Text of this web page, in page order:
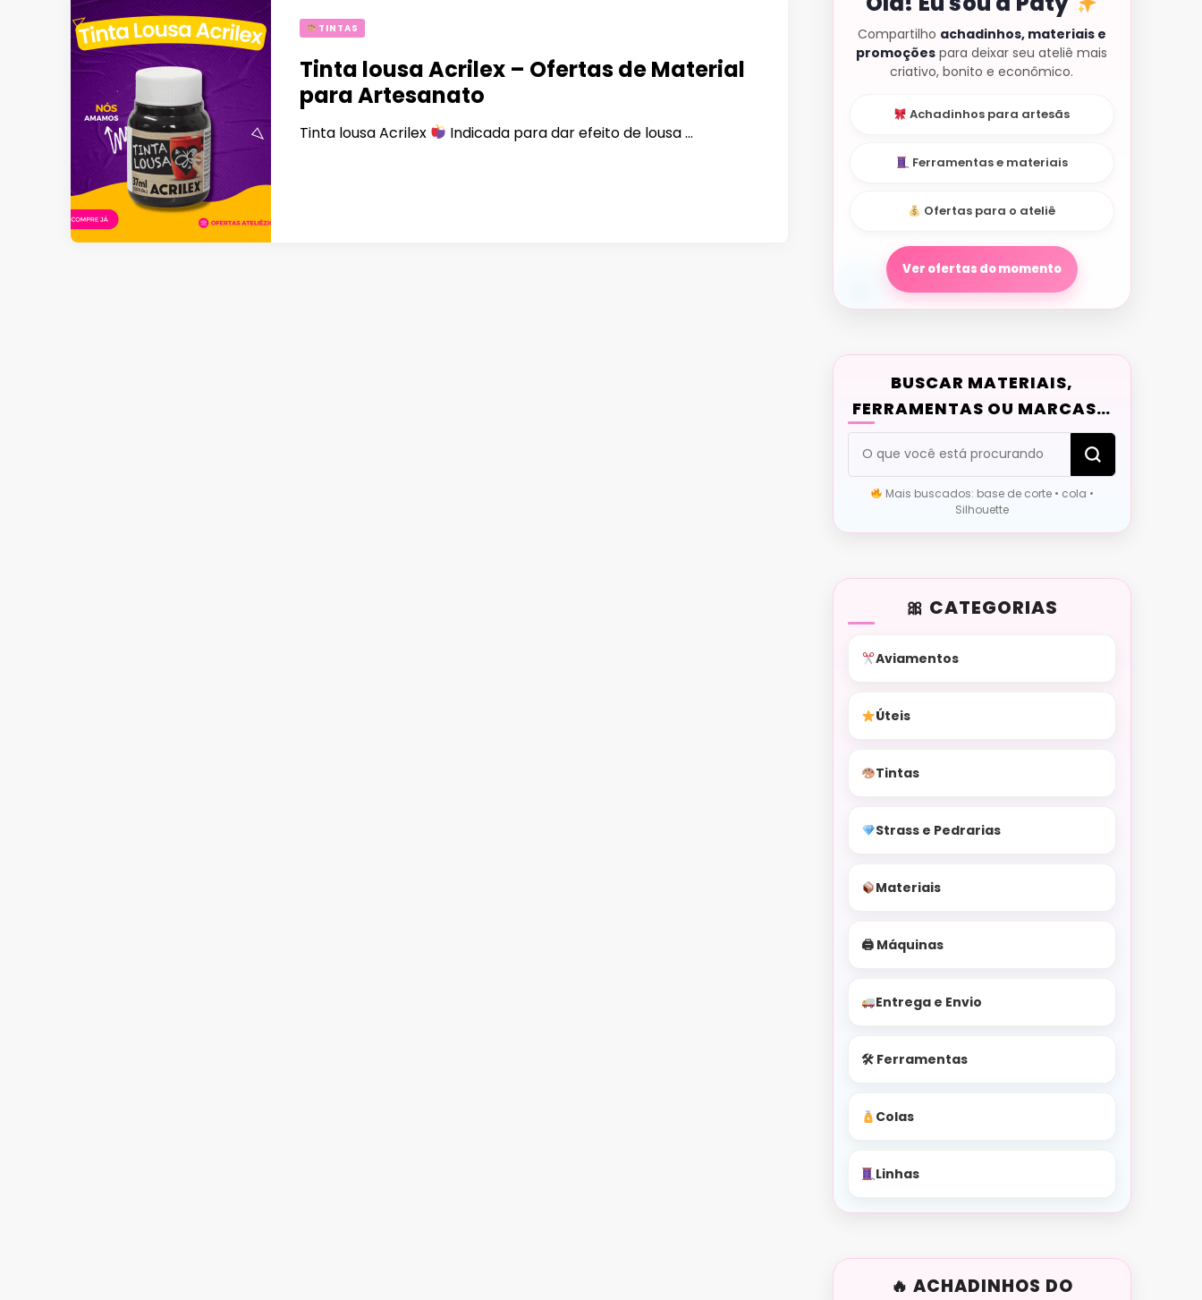
TINTAS
Tinta lousa Acrilex – Ofertas de Material
para Artesanato
Tinta lousa Acrilex Indicada para dar efeito de lousa …
Compartilho achadinhos, materiais e
promoções para deixar seu ateliê mais
criativo, bonito e econômico.
Achadinhos para artesãs
Ferramentas e materiais
Ofertas para o ateliê
Ver ofertas do momento
BUSCAR MATERIAIS,
FERRAMENTAS OU MARCAS…
Procurando
algo?
Mais buscados: base de corte • cola •
Silhouette
CATEGORIAS
Aviamentos
Úteis
Tintas
Strass e Pedrarias
Materiais
🖨 Máquinas
Entrega e Envio
🛠 Ferramentas
Colas
Linhas
ACHADINHOS DO